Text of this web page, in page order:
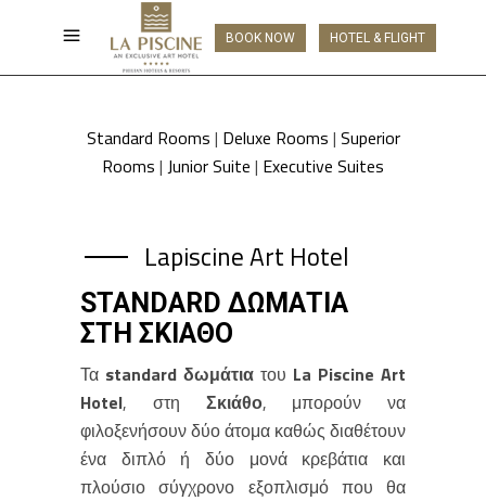
BOOK NOW HOTEL & FLIGHT
Standard Rooms | Deluxe Rooms | Superior
Rooms | Junior Suite | Executive Suites
Lapiscine Art Hotel
STANDARD ΔΩΜΆΤΙΑ
ΣΤΗ ΣΚΙΆΘΟ
Τα standard δωμάτια του La Piscine Art
Hotel, στη Σκιάθο, μπορούν να
φιλοξενήσουν δύο άτομα καθώς διαθέτουν
ένα διπλό ή δύο μονά κρεβάτια και
πλούσιο σύγχρονο εξοπλισμό που θα